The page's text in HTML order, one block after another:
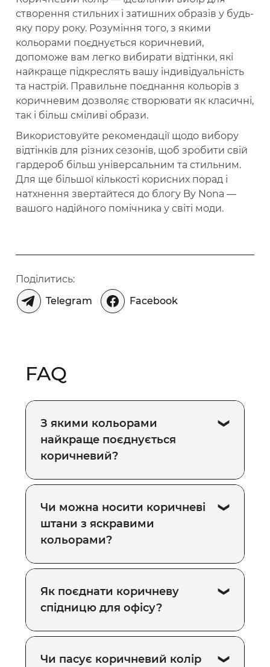
створення стильних і затишних образів у будь-
яку пору року. Розуміння того, з якими
кольорами поєднується коричневий,
допоможе вам легко вибирати відтінки, які
найкраще підкреслять вашу індивідуальність
та настрій. Правильне поєднання кольорів з
коричневим дозволяє створювати як класичні,
так і більш сміливі образи.
Використовуйте рекомендації щодо вибору
відтінків для різних сезонів, щоб зробити свій
гардероб більш універсальним та стильним.
Для ще більшої кількості корисних порад і
натхнення звертайтеся до блогу By Nona —
вашого надійного помічника у світі моди.
Поділитись:
Telegram
Facebook
FAQ
З якими кольорами
найкраще поєднується
коричневий?
Чи можна носити коричневі
штани з яскравими
кольорами?
Як поєднати коричневу
спідницю для офісу?
Чи пасує коричневий колір